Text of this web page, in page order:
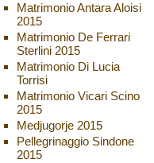
Matrimonio Antara Aloisi
2015
Matrimonio De Ferrari
Sterlini 2015
Matrimonio Di Lucia
Torrisi
Matrimonio Vicari Scino
2015
Medjugorje 2015
Pellegrinaggio Sindone
2015